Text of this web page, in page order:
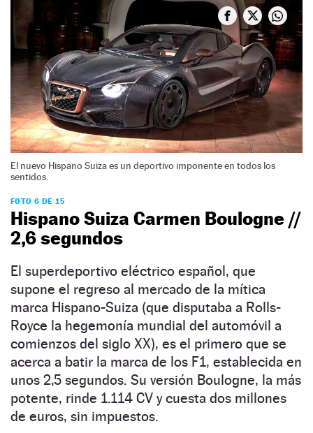
El nuevo Hispano Suiza es un deportivo imponente en todos los
sentidos.
FOTO 6 DE 15
Hispano Suiza Carmen Boulogne //
2,6 segundos
El superdeportivo eléctrico español, que
supone el regreso al mercado de la mítica
marca Hispano-Suiza (que disputaba a Rolls-
Royce la hegemonía mundial del automóvil a
comienzos del siglo XX), es el primero que se
acerca a batir la marca de los F1, establecida en
unos 2,5 segundos. Su versión Boulogne, la más
potente, rinde 1.114 CV y cuesta dos millones
de euros, sin impuestos.